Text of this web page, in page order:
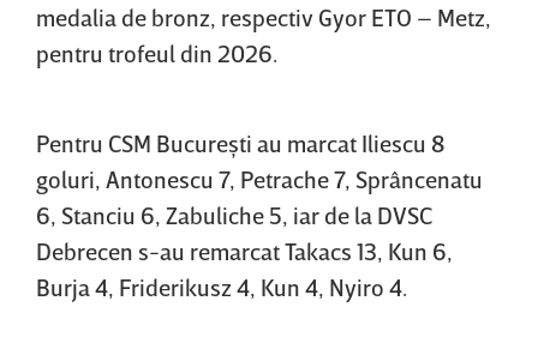
medalia de bronz, respectiv Gyor ETO – Metz,
pentru trofeul din 2026.
Pentru CSM Bucureşti au marcat Iliescu 8
goluri, Antonescu 7, Petrache 7, Sprâncenatu
6, Stanciu 6, Zabuliche 5, iar de la DVSC
Debrecen s-au remarcat Takacs 13, Kun 6,
Burja 4, Friderikusz 4, Kun 4, Nyiro 4.